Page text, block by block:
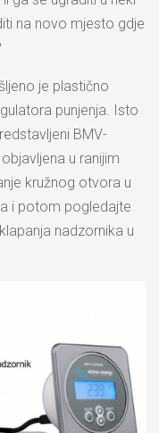
na novo mjesto gdje
je plastično
punjenja. Isto
BMV-
u ranijim
kružnog otvora u
i potom pogledajte
nadzornika u